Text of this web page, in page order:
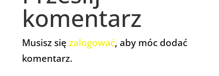
komentarz
Musisz się zalogować, aby móc dodać
komentarz.